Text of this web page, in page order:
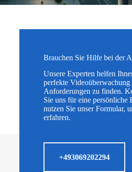
Brauchen Sie Hilfe bei der
Unsere Experten helfen
perfekte
Anforderungen zu finden.
Sie uns für eine persönliche
nutzen Sie unser Formular,
erfahren.
+493069202294